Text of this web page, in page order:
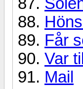
Får
Var
Mail